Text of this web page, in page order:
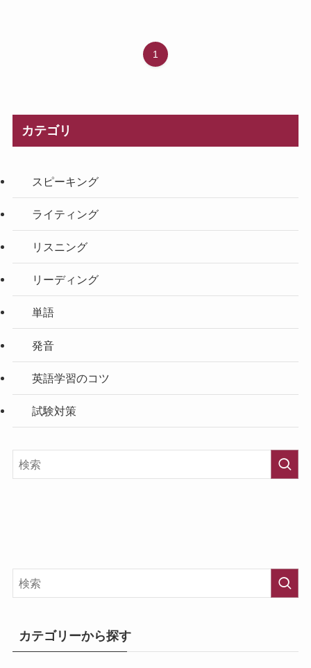
1
カテゴリ
スピーキング
ライティング
リスニング
リーディング
単語
発音
英語学習のコツ
試験対策
カテゴリーから探す